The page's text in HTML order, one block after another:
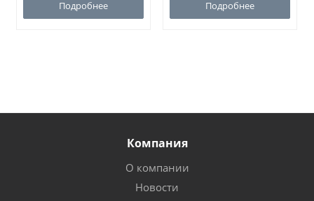
Подробнее Подробнее
Компания
О компании
Новости